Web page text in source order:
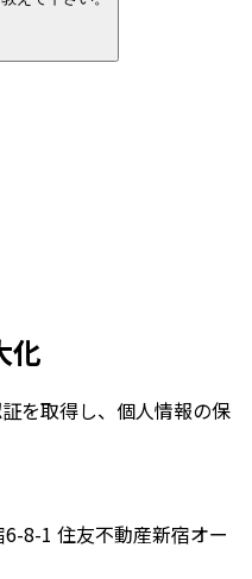
化
を取得し、個人情報の保
8-1 住友不動産新宿オー